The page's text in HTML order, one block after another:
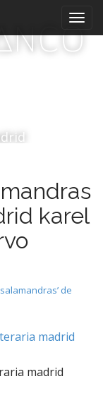
karel
de
madrid